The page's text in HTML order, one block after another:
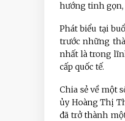
hướng tinh gọn,
Phát biểu tại
trước những
nhất là trong
cấp quốc tế.
Chia sẻ về một
ủy Hoàng Thị
đã trở thành